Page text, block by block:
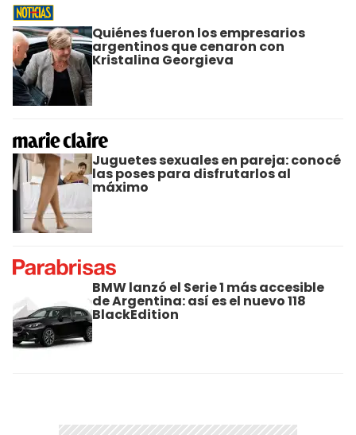
Quiénes fueron los empresarios
argentinos que cenaron con
Kristalina Georgieva
Juguetes sexuales en pareja: conocé
las poses para disfrutarlos al
máximo
BMW lanzó el Serie 1 más accesible
de Argentina: así es el nuevo 118
BlackEdition